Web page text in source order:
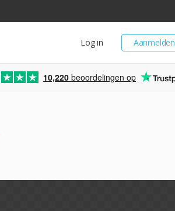
Aanmelden
Log in
10,220 beoordelingen op